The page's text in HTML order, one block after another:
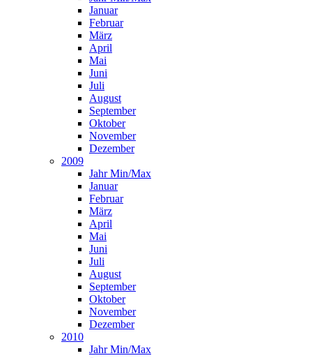
Januar
Februar
März
April
Mai
Juni
Juli
August
September
Oktober
November
Dezember
2009
Jahr Min/Max
Januar
Februar
März
April
Mai
Juni
Juli
August
September
Oktober
November
Dezember
2010
Jahr Min/Max